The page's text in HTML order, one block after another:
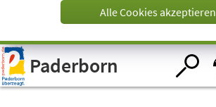
Visuelle
Assistenzsoftware
öffnen.
Alle Cookies akzeptieren
Paderborn